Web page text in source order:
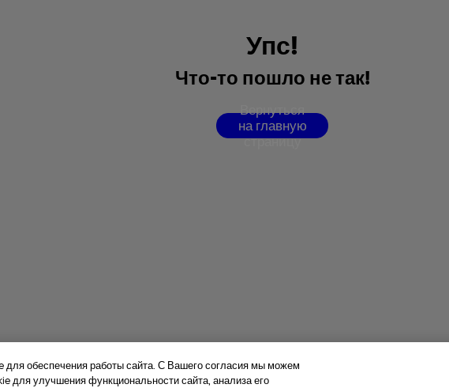
Упс!
Что-то пошло нетак!
Вернуться
на главную
страницу
обеспечения работы сайта. С Вашего согласия мы можем
для улучшения функциональности сайта, анализа его